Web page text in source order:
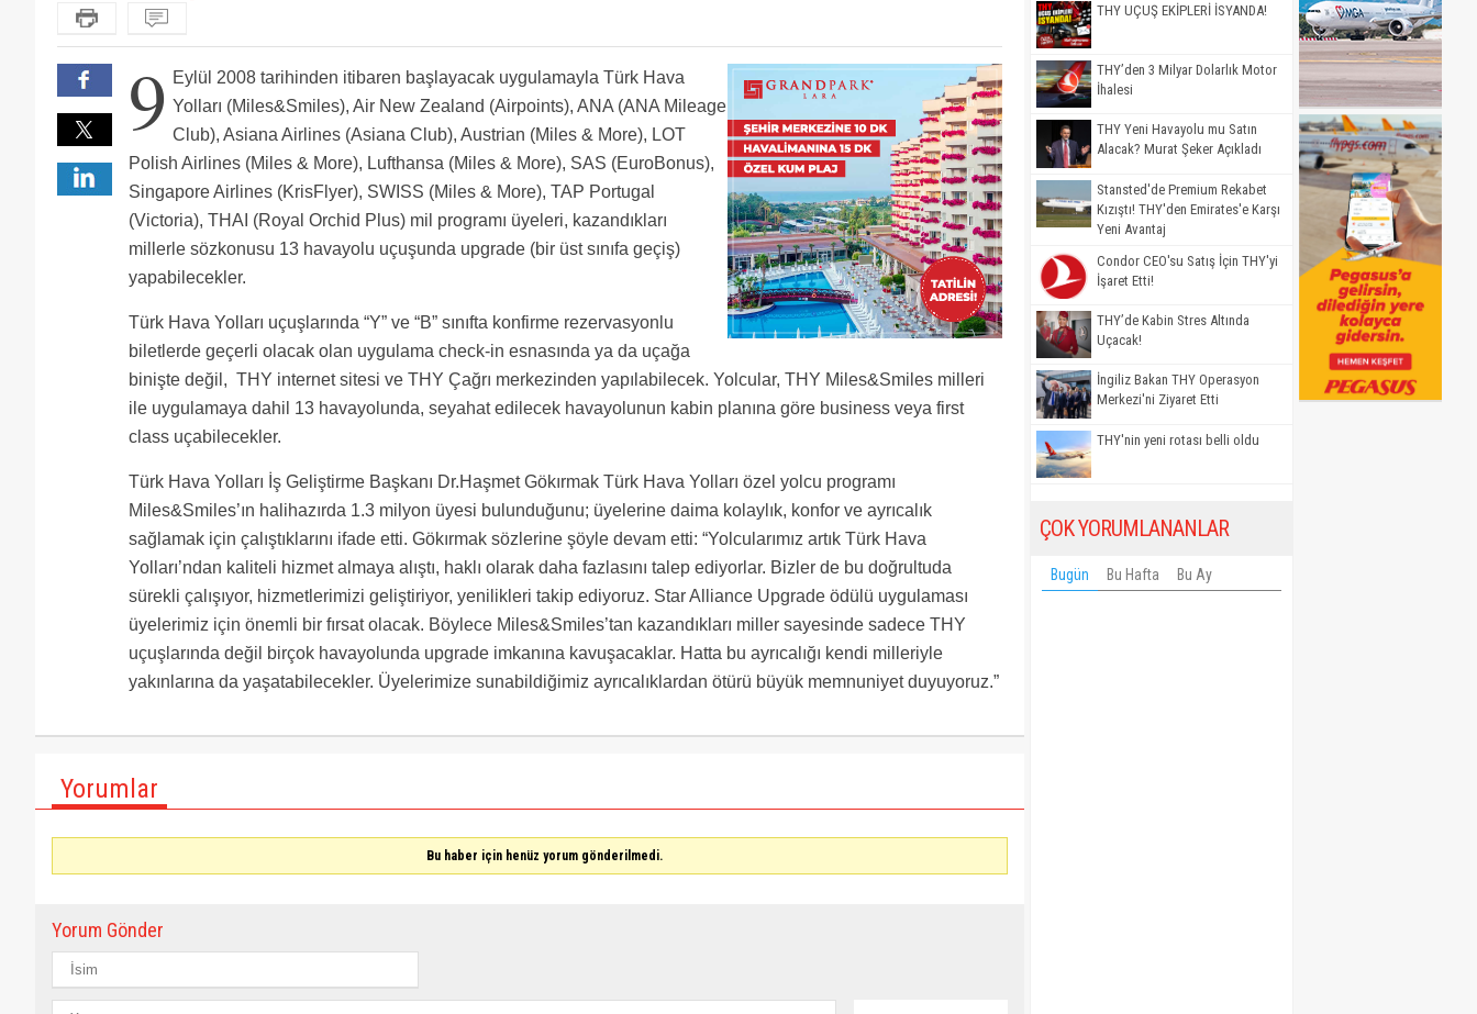
9 Eylül 2008 tarihinden itibaren başlayacak uygulamayla Türk Hava
Yolları (Miles&Smiles), Air New Zealand (Airpoints), ANA (ANA Mileage
Club), Asiana Airlines (Asiana Club), Austrian (Miles & More), LOT
Polish Airlines (Miles & More), Lufthansa (Miles & More), SAS (EuroBonus),
Singapore Airlines (KrisFlyer), SWISS (Miles & More), TAP Portugal
(Victoria), THAI (Royal Orchid Plus) mil programı üyeleri, kazandıkları
millerle sözkonusu 13 havayolu uçuşunda upgrade (bir üst sınıfa geçiş)
yapabilecekler.
Türk Hava Yolları uçuşlarında “Y” ve “B” sınıfta konfirme rezervasyonlu
biletlerde geçerli olacak olan uygulama check-in esnasında ya da uçağa
binişte değil, THY internet sitesi ve THY Çağrı merkezinden yapılabilecek. Yolcular, THY Miles&Smiles milleri
ile uygulamaya dahil 13 havayolunda, seyahat edilecek havayolunun kabin planına göre business veya first
class uçabilecekler.
Türk Hava Yolları İş Geliştirme Başkanı Dr.Haşmet Gökırmak Türk Hava Yolları özel yolcu programı
Miles&Smiles’ın halihazırda 1.3 milyon üyesi bulunduğunu; üyelerine daima kolaylık, konfor ve ayrıcalık
sağlamak için çalıştıklarını ifade etti. Gökırmak sözlerine şöyle devam etti: “Yolcularımız artık Türk Hava
Yolları’ndan kaliteli hizmet almaya alıştı, haklı olarak daha fazlasını talep ediyorlar. Bizler de bu doğrultuda
sürekli çalışıyor, hizmetlerimizi geliştiriyor, yenilikleri takip ediyoruz. Star Alliance Upgrade ödülü uygulaması
üyelerimiz için önemli bir fırsat olacak. Böylece Miles&Smiles’tan kazandıkları miller sayesinde sadece THY
uçuşlarında değil birçok havayolunda upgrade imkanına kavuşacaklar. Hatta bu ayrıcalığı kendi milleriyle
yakınlarına da yaşatabilecekler. Üyelerimize sunabildiğimiz ayrıcalıklardan ötürü büyük memnuniyet duyuyoruz.”
Yorumlar
Bu haber için henüz yorum gönderilmedi.
Yorum Gönder
THY UÇUŞ EKİPLERİ İSYANDA!
THY’den 3 Milyar Dolarlık Motor
İhalesi
THY Yeni Havayolu mu Satın
Alacak? Murat Şeker Açıkladı
Stansted'de Premium Rekabet
Kızıştı! THY'den Emirates'e Karşı
Yeni Avantaj
Condor CEO'su Satış İçin THY'yi
İşaret Etti!
THY’de Kabin Stres Altında
Uçacak!
İngiliz Bakan THY Operasyon
Merkezi'ni Ziyaret Etti
THY'nin yeni rotası belli oldu
ÇOK YORUMLANANLAR
Bugün Bu Hafta Bu Ay